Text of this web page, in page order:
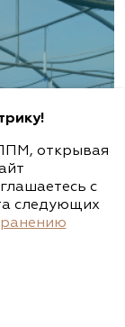
открывая
с
следующих